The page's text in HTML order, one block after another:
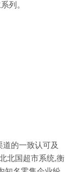
列。
的一致认可及
北国超市系统,衡